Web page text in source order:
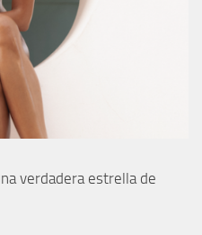
verdadera estrella de